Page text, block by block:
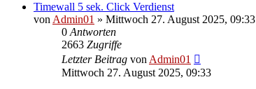
Timewall 5 sek. Click Verdienst
von Admin01 » Mittwoch 27. August 2025, 09:33
0 Antworten
2663 Zugriffe
Letzter Beitrag von Admin01
Mittwoch 27. August 2025, 09:33